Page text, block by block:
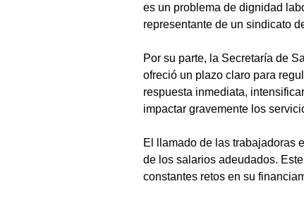
es un problema de dignidad
representante de un sindicato
Por su parte, la Secretaría de
ofreció un plazo claro para
respuesta inmediata,
impactar gravemente los
El llamado de las trabajadoras
de los salarios adeudados.
constantes retos en su